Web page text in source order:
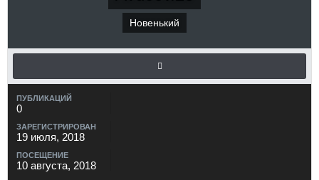
Новенький
ПУБЛИКАЦИЙ
0
ЗАРЕГИСТРИРОВАН
19 июля, 2018
ПОСЕЩЕНИЕ
10 августа, 2018